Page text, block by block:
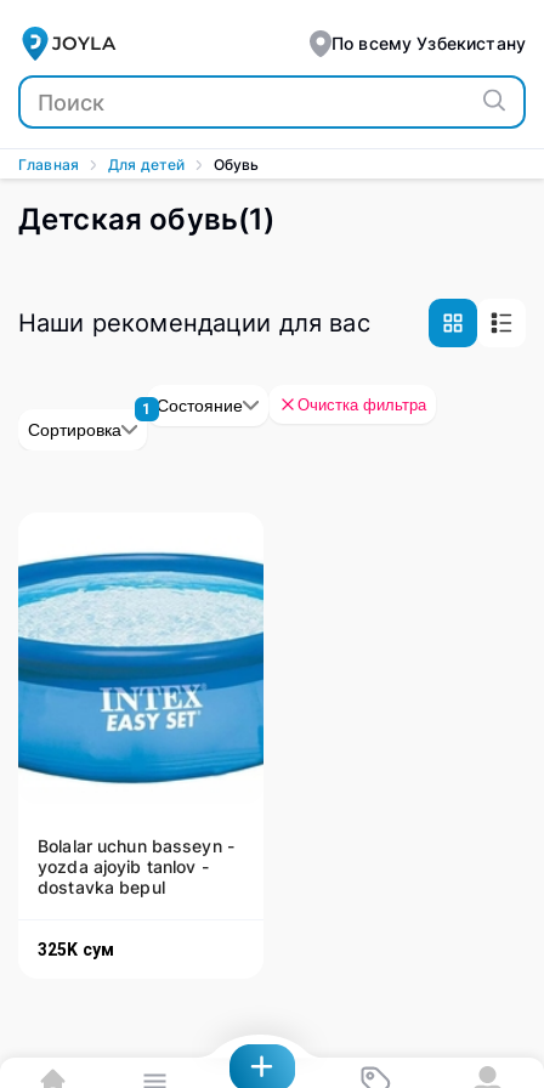
JOYLA По всему Узбекистану
Главная Для детей Обувь
Детская обувь(1)
Наши рекомендации для вас
Сортировка
1 Состояние Очистка фильтра
Bolalar uchun basseyn -
yozda ajoyib tanlov -
dostavka bepul
325K сум